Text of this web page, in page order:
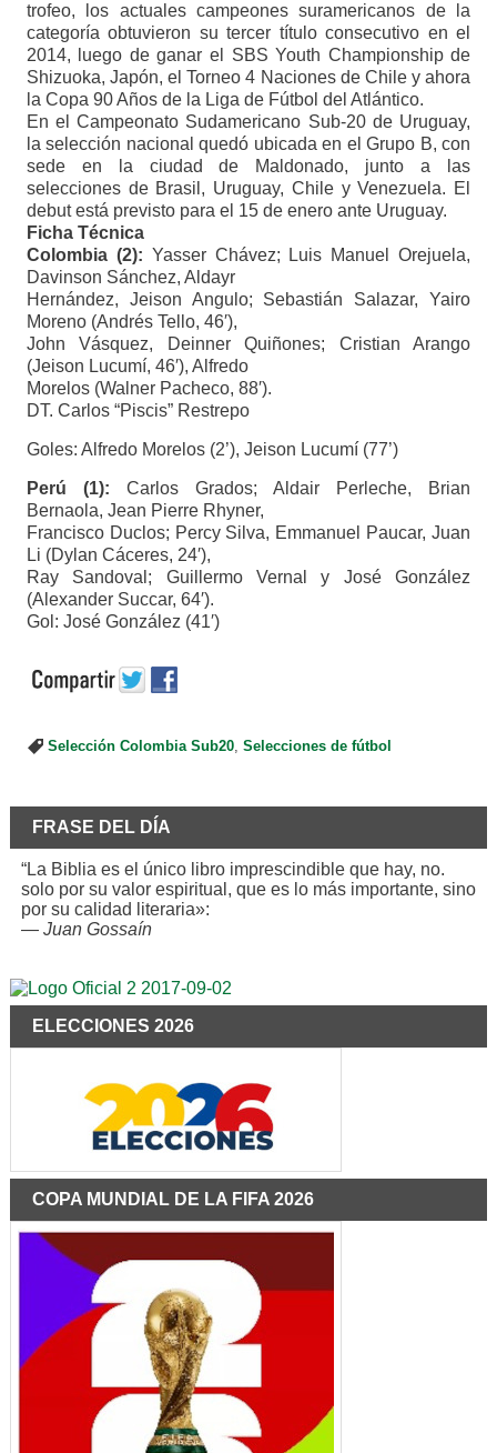
trofeo, los actuales campeones suramericanos de la
categoría obtuvieron su tercer título consecutivo en el
2014, luego de ganar el SBS Youth Championship de
Shizuoka, Japón, el Torneo 4 Naciones de Chile y ahora
la Copa 90 Años de la Liga de Fútbol del Atlántico.
En el Campeonato Sudamericano Sub-20 de Uruguay,
la selección nacional quedó ubicada en el Grupo B, con
sede en la ciudad de Maldonado, junto a las
selecciones de Brasil, Uruguay, Chile y Venezuela. El
debut está previsto para el 15 de enero ante Uruguay.
Ficha Técnica
Colombia (2): Yasser Chávez; Luis Manuel Orejuela,
Davinson Sánchez, Aldayr
Hernández, Jeison Angulo; Sebastián Salazar, Yairo
Moreno (Andrés Tello, 46′),
John Vásquez, Deinner Quiñones; Cristian Arango
(Jeison Lucumí, 46′), Alfredo
Morelos (Walner Pacheco, 88′).
DT. Carlos “Piscis” Restrepo
Goles: Alfredo Morelos (2’), Jeison Lucumí (77’)
Perú (1): Carlos Grados; Aldair Perleche, Brian
Bernaola, Jean Pierre Rhyner,
Francisco Duclos; Percy Silva, Emmanuel Paucar, Juan
Li (Dylan Cáceres, 24′),
Ray Sandoval; Guillermo Vernal y José González
(Alexander Succar, 64′).
Gol: José González (41′)
Selección Colombia Sub20, Selecciones de fútbol
FRASE DEL DÍA
“La Biblia es el único libro imprescindible que hay, no.
solo por su valor espiritual, que es lo más importante, sino
por su calidad literaria»:
— Juan Gossaín
ELECCIONES 2026
COPA MUNDIAL DE LA FIFA 2026